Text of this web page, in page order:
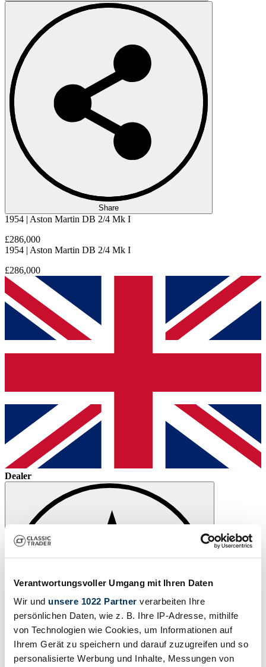
Verantwortungsvoller Umgang mit Ihren Daten
Wir und unsere 1022 Partner verarbeiten Ihre
persönlichen Daten, wie z. B. Ihre IP-Adresse, mithilfe
von Technologien wie Cookies, um Informationen auf
Ihrem Gerät zu speichern und darauf zuzugreifen und so
personalisierte Werbung und Inhalte, Messungen von
Share
1954 | Aston Martin DB 2/4 Mk I
£286,000
1954 | Aston Martin DB 2/4 Mk I
£286,000
Dealer